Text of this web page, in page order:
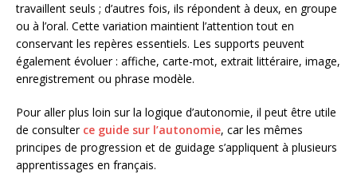
travaillent seuls ; d’autres fois, ils répondent à deux, en groupe
ou à l’oral. Cette variation maintient l’attention tout en
conservant les repères essentiels. Les supports peuvent
également évoluer : affiche, carte-mot, extrait littéraire, image,
enregistrement ou phrase modèle.
Pour aller plus loin sur la logique d’autonomie, il peut être utile
de consulter ce guide sur l’autonomie, car les mêmes
principes de progression et de guidage s’appliquent à plusieurs
apprentissages en français.